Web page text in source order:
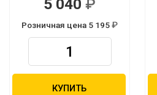
5 040
Розничная цена 5 195
КУПИТЬ